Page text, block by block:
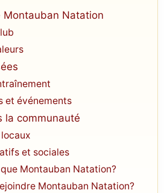
Montauban Natation
et événements
la communauté
et sociales
que Montauban Natation?
Montauban Natation?